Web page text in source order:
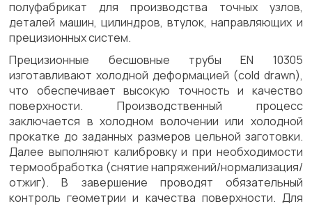
полуфабрикат для производства точных узлов,
деталей машин, цилиндров, втулок, направляющих и
прецизионных систем.
Прецизионные бесшовные трубы EN 10305
изготавливают холодной деформацией (cold drawn),
что обеспечивает высокую точность и качество
поверхности. Производственный процесс
заключается в холодном волочении или холодной
прокатке до заданных размеров цельной заготовки.
Далее выполняют калибровку и при необходимости
термообработка (снятие напряжений/нормализация/
отжиг). В завершение проводят обязательный
контроль геометрии и качества поверхности. Для